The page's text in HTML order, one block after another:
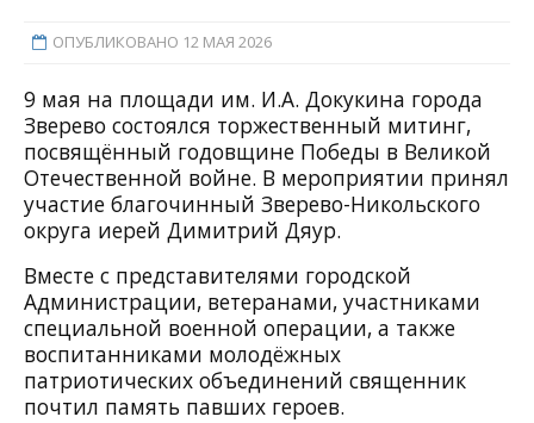
ОПУБЛИКОВАНО 12 МАЯ 2026
9 мая на площади им. И.А. Докукина города
Зверево состоялся торжественный митинг,
посвящённый годовщине Победы в Великой
Отечественной войне. В мероприятии принял
участие благочинный Зверево-Никольского
округа иерей Димитрий Дяур.
Вместе с представителями городской
Администрации, ветеранами, участниками
специальной военной операции, а также
воспитанниками молодёжных
патриотических объединений священник
почтил память павших героев.